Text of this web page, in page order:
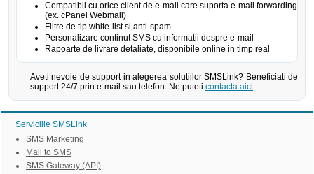
Compatibil cu orice client de e-mail care suporta e-mail forwarding
(ex. cPanel Webmail)
Filtre de tip white-list si anti-spam
Personalizare continut SMS cu informatii despre e-mail
Rapoarte de livrare detaliate, disponibile online in timp real
Aveti nevoie de support in alegerea solutiilor SMSLink? Beneficiati de
support 24/7 prin e-mail sau telefon. Ne puteti contacta aici.
Serviciile SMSLink
SMS Marketing
Mail to SMS
SMS Gateway (API)